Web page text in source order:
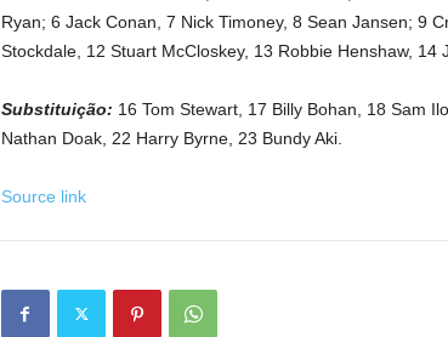
Ryan; 6 Jack Conan, 7 Nick Timoney, 8 Sean Jansen; 9
Stockdale, 12 Stuart McCloskey, 13 Robbie Henshaw, 14
Substituição: 16 Tom Stewart, 17 Billy Bohan, 18 Sam
Nathan Doak, 22 Harry Byrne, 23 Bundy Aki.
Source link